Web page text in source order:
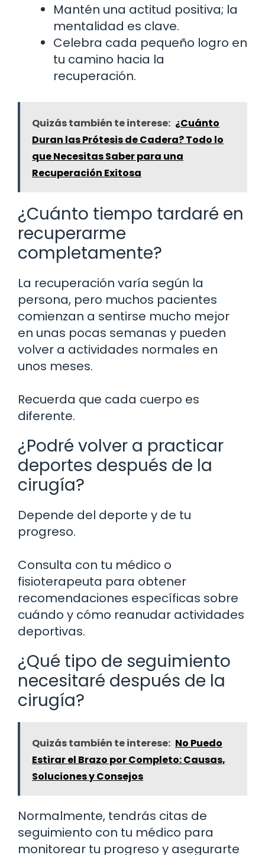
Mantén una actitud positiva; la
mentalidad es clave.
Celebra cada pequeño logro en
tu camino hacia la
recuperación.
Quizás también te interese: ¿Cuánto
Duran las Prótesis de Cadera? Todo lo
que Necesitas Saber para una
Recuperación Exitosa
¿Cuánto tiempo tardaré en
recuperarme
completamente?
La recuperación varía según la
persona, pero muchos pacientes
comienzan a sentirse mucho mejor
en unas pocas semanas y pueden
volver a actividades normales en
unos meses.
Recuerda que cada cuerpo es
diferente.
¿Podré volver a practicar
deportes después de la
cirugía?
Depende del deporte y de tu
progreso.
Consulta con tu médico o
fisioterapeuta para obtener
recomendaciones específicas sobre
cuándo y cómo reanudar actividades
deportivas.
¿Qué tipo de seguimiento
necesitaré después de la
cirugía?
Quizás también te interese: No Puedo
Estirar el Brazo por Completo: Causas,
Soluciones y Consejos
Normalmente, tendrás citas de
seguimiento con tu médico para
monitorear tu progreso y asegurarte